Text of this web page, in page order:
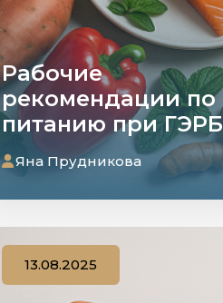
Рабочие
рекомендации по
питанию при ГЭРБ
Яна Прудникова
13.08.2025